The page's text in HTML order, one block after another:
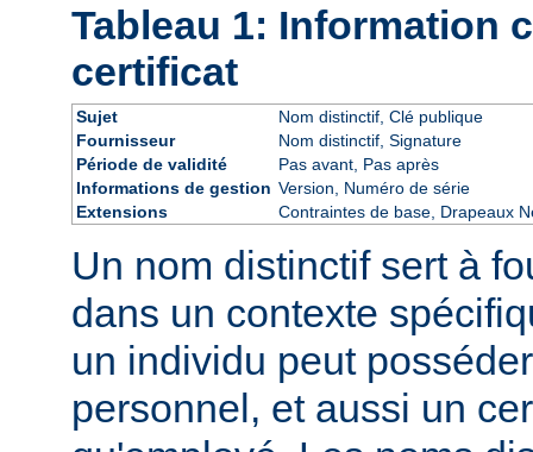
Tableau 1: Information
certificat
Sujet
Nom distinctif, Clé publique
Fournisseur
Nom distinctif, Signature
Période de validité
Pas avant, Pas après
Informations de gestion Version, Numéro de série
Extensions
Contraintes de base, Drapeaux
Un nom distinctif sert à
dans un contexte
un individu peut
personnel, et aussi un